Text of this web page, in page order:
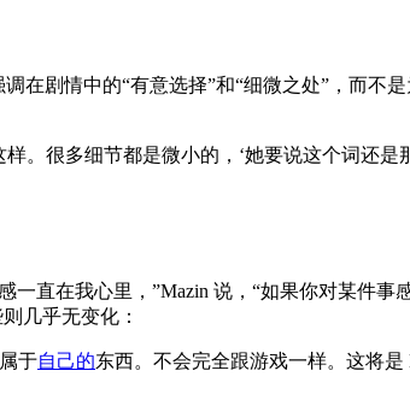
在剧情中的“有意选择”和“细微之处”，而不
。很多细节都是微小的，‘她要说这个词还是
直在我心里，”Mazin 说，“如果你对某件
几乎无变化：
于自己的东西。不会完全跟游戏一样。这将